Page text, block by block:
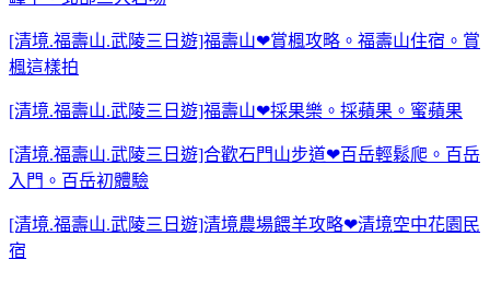
[清境.福壽山.武陵三日遊]福壽山❤賞楓攻略。福壽山住宿。賞
楓這樣拍
[清境.福壽山.武陵三日遊]福壽山❤採果樂。採蘋果。蜜蘋果
[清境.福壽山.武陵三日遊]合歡石門山步道❤百岳輕鬆爬。百岳
入門。百岳初體驗
[清境.福壽山.武陵三日遊]清境農場餵羊攻略❤清境空中花園民
宿